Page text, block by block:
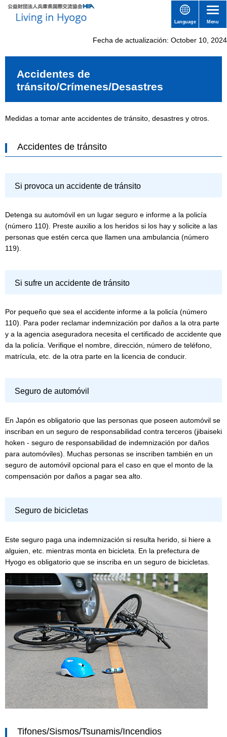
Language Menu
Fecha de actualización: October 10, 2024
Accidentes de
tránsito/Crímenes/Desastres
Medidas a tomar ante accidentes de tránsito, desastres y otros.
Accidentes de tránsito
Si provoca un accidente de tránsito
Detenga su automóvil en un lugar seguro e informe a la policía
(número 110). Preste auxilio a los heridos si los hay y solicite a las
personas que estén cerca que llamen una ambulancia (número
119).
Si sufre un accidente de tránsito
Por pequeño que sea el accidente informe a la policía (número
110). Para poder reclamar indemnización por daños a la otra parte
y a la agencia aseguradora necesita el certificado de accidente que
da la policía. Verifique el nombre, dirección, número de teléfono,
matrícula, etc. de la otra parte en la licencia de conducir.
Seguro de automóvil
En Japón es obligatorio que las personas que poseen automóvil se
inscriban en un seguro de responsabilidad contra terceros (jibaiseki
hoken - seguro de responsabilidad de indemnización por daños
para automóviles). Muchas personas se inscriben también en un
seguro de automóvil opcional para el caso en que el monto de la
compensación por daños a pagar sea alto.
Seguro de bicicletas
Este seguro paga una indemnización si resulta herido, si hiere a
alguien, etc. mientras monta en bicicleta. En la prefectura de
Hyogo es obligatorio que se inscriba en un seguro de bicicletas.
Tifones/Sismos/Tsunamis/Incendios